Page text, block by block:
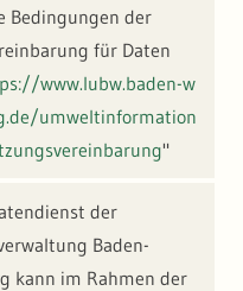
Bedingungen der
für Daten
www.lubw.baden-w
umweltinformation
"
der
Baden-
kann im Rahmen der